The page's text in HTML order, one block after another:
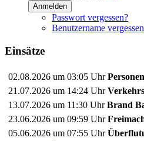
Anmelden
Passwort vergessen?
Benutzername
Einsätze
02.08.2026 um 03:05 Uhr
21.07.2026 um 14:24 Uhr
13.07.2026 um 11:30 UhrBrand
23.06.2026 um 09:59 Uhr
05.06.2026 um 07:55 Uhr